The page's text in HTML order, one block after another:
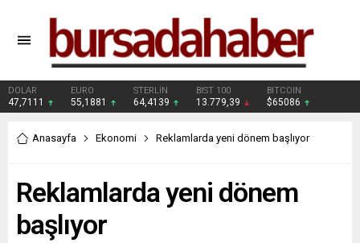
DOLAR
47,7111
EURO
55,1881
STERLİN
64,4139
BIST 100
13.779,39
BITCOIN
$65086
Anasayfa Ekonomi Reklamlarda yeni dönem başlıyor
Reklamlarda yeni dönem
başlıyor